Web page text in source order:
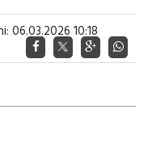
06.03.2026 10:18